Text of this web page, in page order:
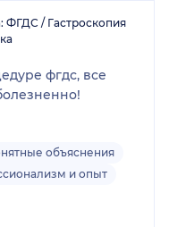
ФГДС / Гастроскопия
фгдс, все
объяснения
и опыт